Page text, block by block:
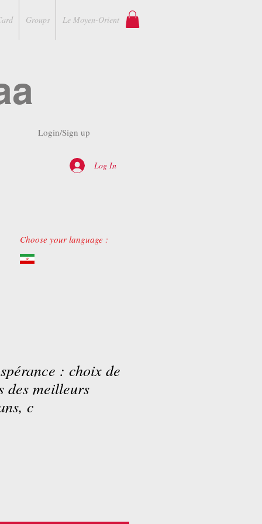
Groups Le Moyen-Orient
Login/Sign up
Log In
Choose your language :
: choix de
des meilleurs
c